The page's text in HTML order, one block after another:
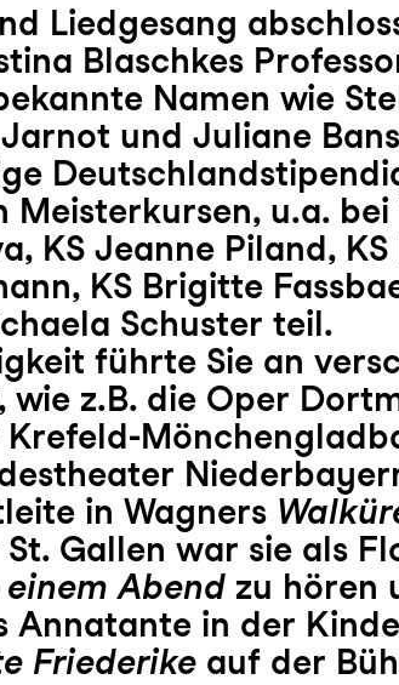
Liedgesang
Blaschkes
Namen wie
und Juliane
Meisterkursen, u.a. bei
KS Jeanne Piland, KS
KS Brigitte
Schuster teil.
führte Sie an
wie z.B. die Oper
in Wagners
Gallen war sie als
Abend zu hören
Annatante in der
Friederike auf der